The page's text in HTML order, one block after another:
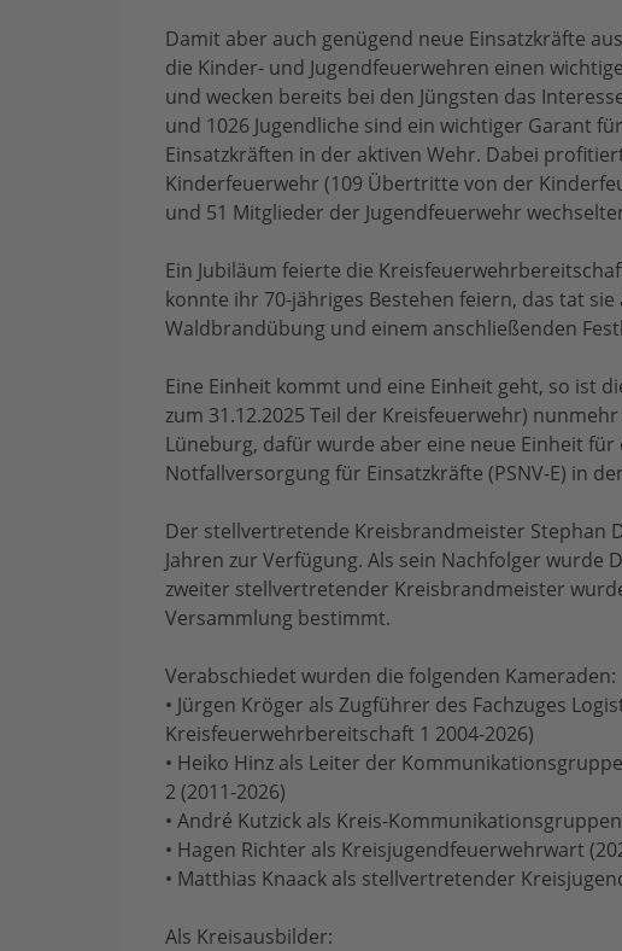
Damit aber auch genügend neue Einsatzkräfte
die Kinder- und Jugendfeuerwehren einen
und wecken bereits bei den Jüngsten das
und 1026 Jugendliche sind ein wichtiger Garant
Einsatzkräften in der aktiven Wehr. Dabei
Kinderfeuerwehr (109 Übertritte von der
und 51 Mitglieder der Jugendfeuerwehr
Ein Jubiläum feierte die
konnte ihr 70-jähriges Bestehen feiern, das tat
Waldbrandübung und einem anschließenden
Eine Einheit kommt und eine Einheit geht, so ist
zum 31.12.2025 Teil der Kreisfeuerwehr)
Lüneburg, dafür wurde aber eine neue Einheit für
Notfallversorgung für Einsatzkräfte (PSNV-E) in
Der stellvertretende Kreisbrandmeister Stephan
Jahren zur Verfügung. Als sein Nachfolger wurde
zweiter stellvertretender Kreisbrandmeister
Versammlung bestimmt.
Verabschiedet wurden die folgenden Kameraden:
• Jürgen Kröger als Zugführer des Fachzuges
Kreisfeuerwehrbereitschaft 1 2004-2026)
• Heiko Hinz als Leiter der
2 (2011-2026)
• André Kutzick als Kreis-
• Hagen Richter als Kreisjugendfeuerwehrwart
• Matthias Knaack als stellvertretender
Als Kreisausbilder: